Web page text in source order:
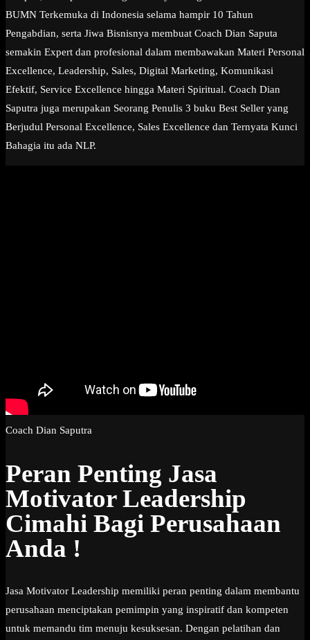
BUMN Terkemuka di Indonesia selama hampir 10 Tahun
Pengabdian, serta Jiwa Bisnisnya membuat Coach Dian Saputa
semakin Expert dan profesional dalam membawakan Materi Personal
Excellence, Leadership, Sales, Digital Marketing, Komunikasi
Efektif, Service Excellence hingga Materi Spiritual. Coach Dian
Saputra juga merupakan Seorang Penulis 3 buku Best Seller yang
Berjudul Personal Excellence, Sales Excellence dan Ternyata Kunci
Bahagia itu ada NLP.
Coach Dian Saputra
Peran Penting Jasa
Motivator Leadership
Cimahi Bagi Perusahaan
Anda !
Jasa Motivator Leadership memiliki peran penting dalam membantu
perusahaan menciptakan pemimpin yang inspiratif dan kompeten
untuk memandu tim menuju kesuksesan. Dengan pelatihan dan